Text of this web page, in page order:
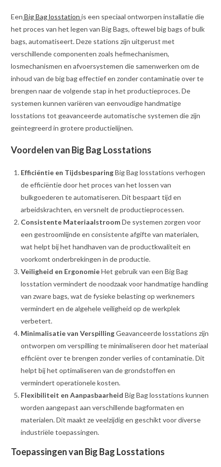
Een Big Bag losstationis een speciaal ontworpen installatie die
het proces van het legen van Big Bags, oftewel big bags of bulk
bags, automatiseert. Deze stations zijn uitgerust met
verschillende componenten zoals hefmechanismen,
losmechanismen en afvoersystemen die samenwerken om de
inhoud van de big bag effectief en zonder contaminatie over te
brengen naar de volgende stap in het productieproces. De
systemen kunnen variëren van eenvoudige handmatige
losstations tot geavanceerde automatische systemen die zijn
geïntegreerd in grotere productielijnen.
Voordelen van Big Bag Losstations
Efficiëntie en TijdsbesparingBig Bag losstations verhogen
de efficiëntie door het proces van het lossen van
bulkgoederen te automatiseren. Dit bespaart tijd en
arbeidskrachten, en versnelt de productieprocessen.
Consistente MateriaalstroomDe systemen zorgen voor
een gestroomlijnde en consistente afgifte van materialen,
wat helpt bij het handhaven van de productkwaliteit en
voorkomt onderbrekingen in de productie.
Veiligheid en ErgonomieHet gebruik van een Big Bag
losstation vermindert de noodzaak voor handmatige handling
van zware bags, wat de fysieke belasting op werknemers
vermindert en de algehele veiligheid op de werkplek
verbetert.
Minimalisatie van VerspillingGeavanceerde losstations zijn
ontworpen om verspilling te minimaliseren door het materiaal
efficiënt over te brengen zonder verlies of contaminatie. Dit
helpt bij het optimaliseren van de grondstoffen en
vermindert operationele kosten.
Flexibiliteit en Aanpasbaarheid Big Bag losstations kunnen
worden aangepast aan verschillende bagformaten en
materialen. Dit maakt ze veelzijdig en geschikt voor diverse
industriële toepassingen.
Toepassingen van Big Bag Losstations